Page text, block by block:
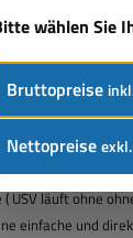
/ Simulierte
Lüfter )
USV läuft ohne
einfache und
wählen Sie
Bruttopreise
Nettopreise